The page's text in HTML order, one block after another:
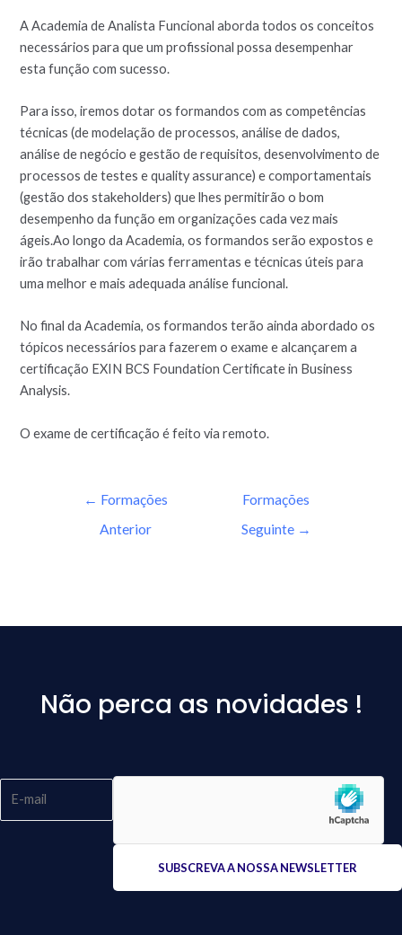
A Academia de Analista Funcional aborda todos os conceitos
necessários para que um profissional possa desempenhar
esta função com sucesso.
Para isso, iremos dotar os formandos com as competências
técnicas (de modelação de processos, análise de dados,
análise de negócio e gestão de requisitos, desenvolvimento de
processos de testes e quality assurance) e comportamentais
(gestão dos stakeholders) que lhes permitirão o bom
desempenho da função em organizações cada vez mais
ágeis.Ao longo da Academia, os formandos serão expostos e
irão trabalhar com várias ferramentas e técnicas úteis para
uma melhor e mais adequada análise funcional.
No final da Academia, os formandos terão ainda abordado os
tópicos necessários para fazerem o exame e alcançarem a
certificação EXIN BCS Foundation Certificate in Business
Analysis.
O exame de certificação é feito via remoto.
← Formações
Anterior
Formações
Seguinte →
Não perca as novidades !